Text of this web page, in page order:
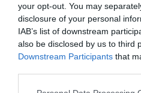
your opt-out. You may
disclosure of your personal
IAB’s list of downstream
also be disclosed by us to third
Downstream Participants that
háromszéki
pedagóguso
k körében